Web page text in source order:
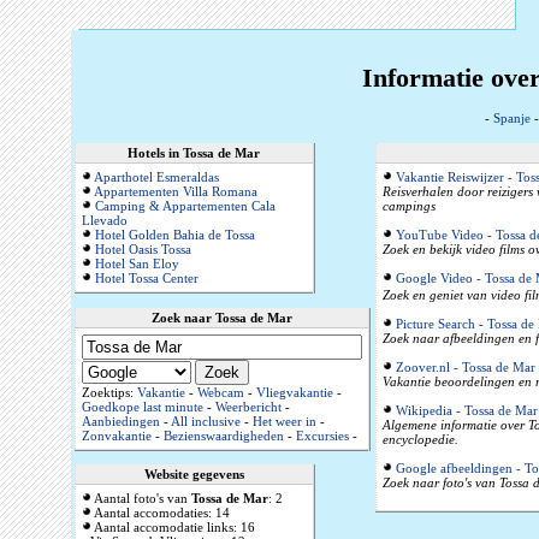
Informatie
- Spanje
Hotels in Tossa de Mar
Aparthotel Esmeraldas
Appartementen Villa Romana
Camping & Appartementen Cala
Llevado
Hotel Golden Bahia de Tossa
Hotel Oasis Tossa
Hotel San Eloy
Hotel Tossa Center
Zoek naar Tossa de Mar
Zoektips: Vakantie- Webcam- Vliegvakantie-
Goedkope last minute- Weerbericht-
Aanbiedingen-All inclusive- Het weer in-
Zonvakantie- Bezienswaardigheden- Excursies-
Website gegevens
Aantal foto's van Tossa de Mar: 2
Aantal accomodaties: 14
Aantal accomodatie links: 16
Vakantie Reiswijzer -
Reisverhalen door reizigers
campings
YouTube Video - Tossa
Zoek en bekijk video films
Google Video - Tossa de
Zoek en geniet van video
Picture Search - Tossa de
Zoek naar afbeeldingen en
Zoover.nl - Tossa de Mar
Vakantie beoordelingen en
Wikipedia - Tossa de Mar
Algemene informatie over
encyclopedie.
Google afbeeldingen -
Zoek naar foto's van Tossa